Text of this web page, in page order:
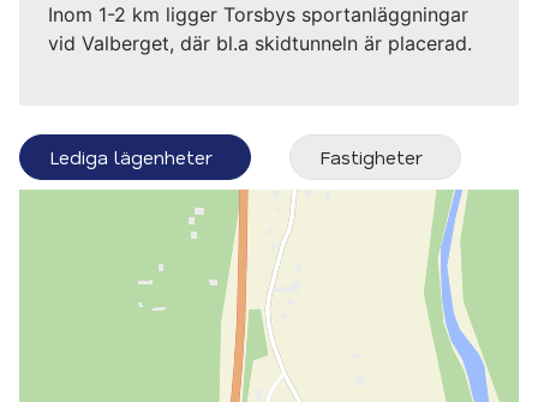
Inom 1-2 km ligger Torsbys sportanläggningar
vid Valberget, där bl.a skidtunneln är placerad.
Lediga lägenheter Fastigheter